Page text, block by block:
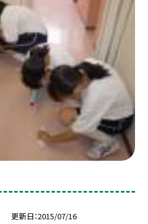
更新日 2015/07/16